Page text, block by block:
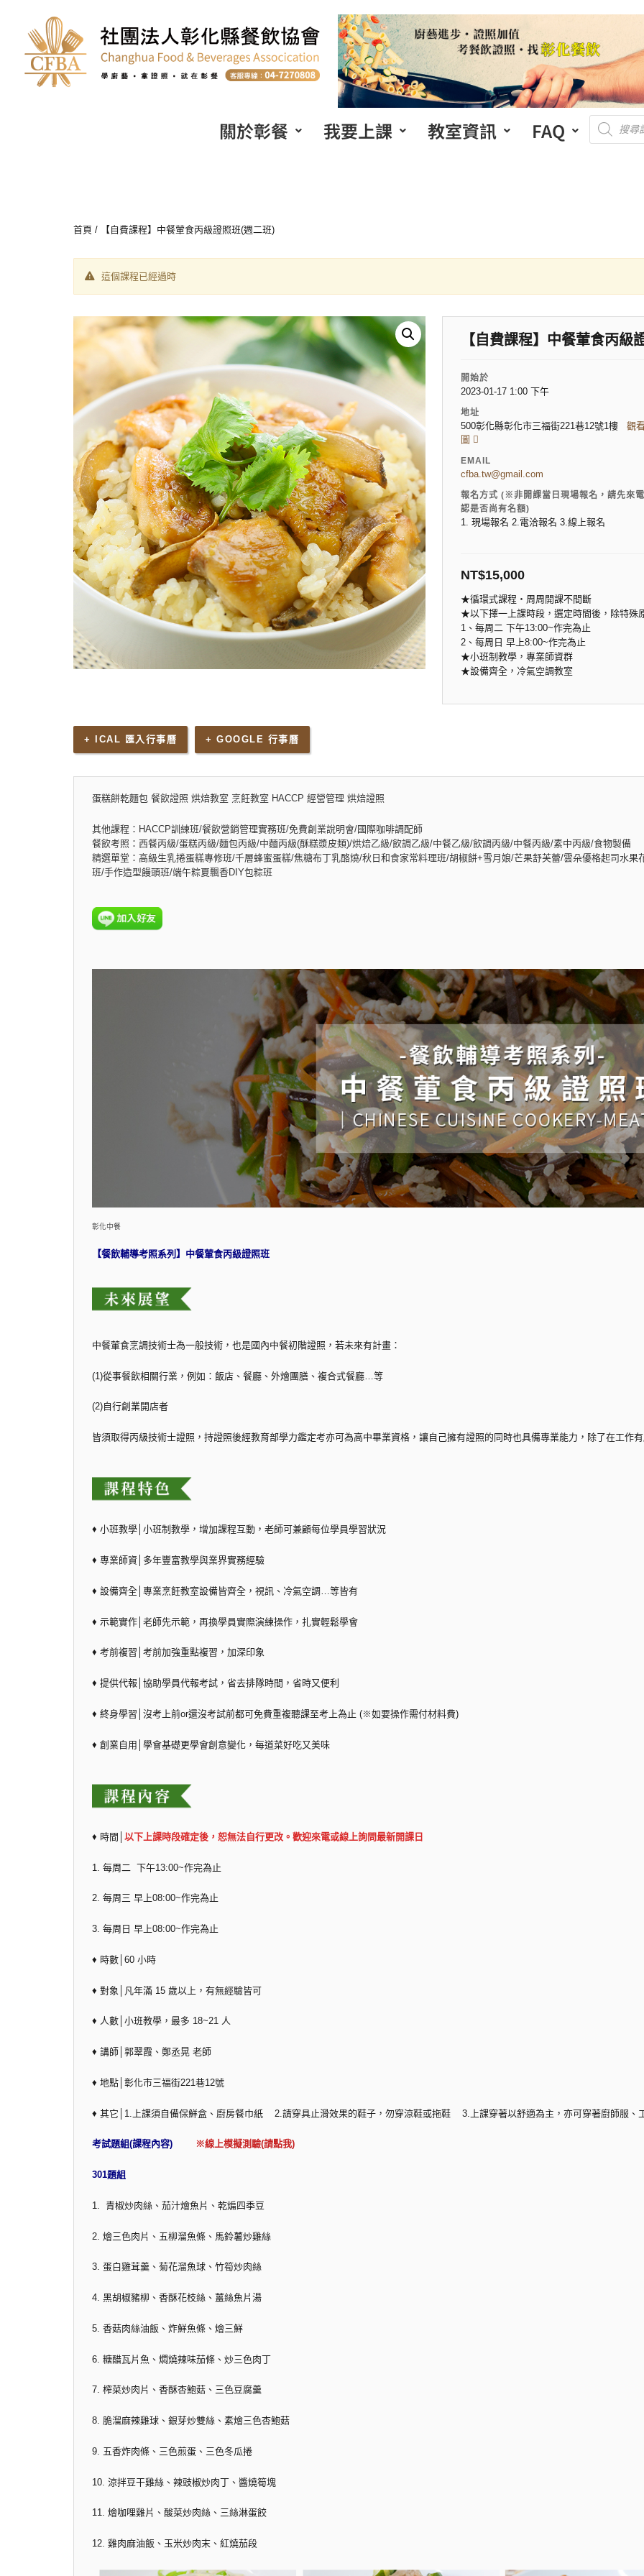
關於彰餐 我要上課 教室資訊 FAQ
首頁 / 【自費課程】中餐葷食丙級證照班(週二班)
這個課程已經過時
【自費課程】中餐葷食丙級
開始於
2023-01-17 1:00 下午
地址
500彰化縣彰化市三福街221巷12號1樓 觀
圖
EMAIL
cfba.tw@gmail.com
報名方式 (※非開課當日現場報名，請先來
認是否尚有名額)
1. 現場報名 2.電洽報名 3.線上報名
NT$15,000
★循環式課程‧周周開課不間斷
★以下擇一上課時段，選定時間後，除特殊
1、每周二 下午13:00~作完為止
2、每周日 早上8:00~作完為止
★小班制教學，專業師資群
★設備齊全，冷氣空調教室
+ ICAL 匯入行事曆 + GOOGLE 行事曆
蛋糕餅乾麵包 餐飲證照 烘焙教室 烹飪教室 HACCP 經營管理 烘焙證照
其他課程：HACCP訓練班/餐飲營銷管理實務班/免費創業說明會/國際咖啡調配師
餐飲考照：西餐丙級/蛋糕丙級/麵包丙級/中麵丙級(酥糕漿皮類)/烘焙乙級/飲調乙級/中餐乙級/飲調丙級/中餐丙級/素中丙級/食物製備
精選單堂：高級生乳捲蛋糕專修班/千層蜂蜜蛋糕/焦糖布丁乳酪燒/秋日和食家常料理班/胡椒餅+雪月娘/芒果舒芙蕾/雲朵優格起司水
班/手作造型饅頭班/端午粽夏飄香DIY包粽班
彰化中餐
【餐飲輔導考照系列】中餐葷食丙級證照班
中餐葷食烹調技術士為一般技術，也是國內中餐初階證照，若未來有計畫：
(1)從事餐飲相關行業，例如：飯店、餐廳、外燴團膳、複合式餐廳…等
(2)自行創業開店者
皆須取得丙級技術士證照，持證照後經教育部學力鑑定考亦可為高中畢業資格，讓自己擁有證照的同時也具備專業能力，除了在工作
♦ 小班教學│小班制教學，增加課程互動，老師可兼顧每位學員學習狀況
♦ 專業師資│多年豐富教學與業界實務經驗
♦ 設備齊全│專業烹飪教室設備皆齊全，視訊、冷氣空調…等皆有
♦ 示範實作│老師先示範，再換學員實際演練操作，扎實輕鬆學會
♦ 考前複習│考前加強重點複習，加深印象
♦ 提供代報│協助學員代報考試，省去排隊時間，省時又便利
♦ 終身學習│沒考上前or還沒考試前都可免費重複聽課至考上為止 (※如要操作需付材料費)
♦ 創業自用│學會基礎更學會創意變化，每道菜好吃又美味
♦ 時間│ 以下上課時段確定後，恕無法自行更改。歡迎來電或線上詢問最新開課日
1. 每周二 下午13:00~作完為止
2. 每周三 早上08:00~作完為止
3. 每周日 早上08:00~作完為止
♦ 時數│60 小時
♦ 對象│凡年滿 15 歲以上，有無經驗皆可
♦ 人數│小班教學，最多 18~21 人
♦ 講師│郭翠霞、鄭丞晃 老師
♦ 地點│彰化市三福街221巷12號
♦ 其它│1.上課須自備保鮮盒、廚房餐巾紙 2.請穿具止滑效果的鞋子，勿穿涼鞋或拖鞋 3.上課穿著以舒適為主，亦可穿著廚師服、
考試題組(課程內容) ※線上模擬測驗(請點我)
301題組
1. 青椒炒肉絲、茄汁燴魚片、乾煸四季豆
2. 燴三色肉片、五柳溜魚條、馬鈴薯炒雞絲
3. 蛋白雞茸羹、菊花溜魚球、竹筍炒肉絲
4. 黑胡椒豬柳、香酥花枝絲、薑絲魚片湯
5. 香菇肉絲油飯、炸鮮魚條、燴三鮮
6. 糖醋瓦片魚、燜燒辣味茄條、炒三色肉丁
7. 榨菜炒肉片、香酥杏鮑菇、三色豆腐羹
8. 脆溜麻辣雞球、銀芽炒雙絲、素燴三色杏鮑菇
9. 五香炸肉條、三色煎蛋、三色冬瓜捲
10. 涼拌豆干雞絲、辣豉椒炒肉丁、醬燒筍塊
11. 燴咖哩雞片、酸菜炒肉絲、三絲淋蛋餃
12. 雞肉麻油飯、玉米炒肉末、紅燒茄段